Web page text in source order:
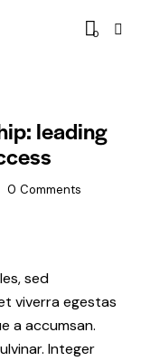
0
leading
0 Comments
sed
viverra egestas
a accumsan.
Integer